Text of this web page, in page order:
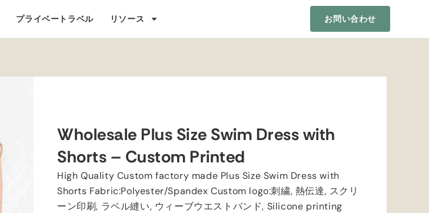
プライベートラベル リソース お問い合わせ
Wholesale Plus Size Swim Dress with
Shorts – Custom Printed
High Quality Custom factory made Plus Size Swim Dress with
Shorts Fabric:Polyester/Spandex Custom logo:刺繍, 熱伝達, スクリ
ーン印刷, ラベル縫い, ウィーブウエストバンド, Silicone printing